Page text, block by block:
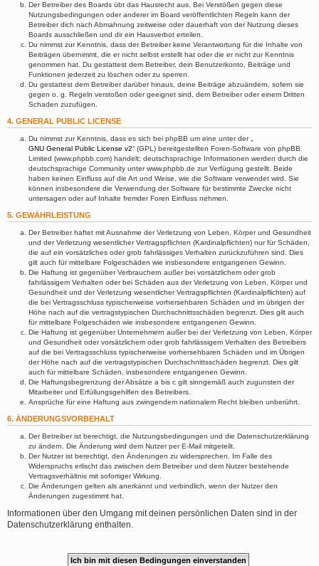
Der Betreiber des Boards übt das Hausrecht aus. Bei Verstößen gegen diese
Nutzungsbedingungen oder anderer im Board veröffentlichten Regeln kann der
Betreiber dich nach Abmahnung zeitweise oder dauerhaft von der Nutzung dieses
Boards ausschließen und dir ein Hausverbot erteilen.
Du nimmst zur Kenntnis, dass der Betreiber keine Verantwortung für die Inhalte von
Beiträgen übernimmt, die er nicht selbst erstellt hat oder die er nicht zur Kenntnis
genommen hat. Du gestattest dem Betreiber, dein Benutzerkonto, Beiträge und
Funktionen jederzeit zu löschen oder zu sperren.
Du gestattest dem Betreiber darüber hinaus, deine Beiträge abzuändern, sofern sie
gegen o. g. Regeln verstoßen oder geeignet sind, dem Betreiber oder einem Dritten
Schaden zuzufügen.
4. GENERAL PUBLIC LICENSE
Du nimmst zur Kenntnis, dass es sich bei phpBB um eine unter der „
GNU General Public License v2“ (GPL) bereitgestellten Foren-Software von phpBB
Limited (www.phpbb.com) handelt; deutschsprachige Informationen werden durch die
deutschsprachige Community unter www.phpbb.de zur Verfügung gestellt. Beide
haben keinen Einfluss auf die Art und Weise, wie die Software verwendet wird. Sie
können insbesondere die Verwendung der Software für bestimmte Zwecke nicht
untersagen oder auf Inhalte fremder Foren Einfluss nehmen.
5. GEWÄHRLEISTUNG
Der Betreiber haftet mit Ausnahme der Verletzung von Leben, Körper und Gesundheit
und der Verletzung wesentlicher Vertragspflichten (Kardinalpflichten) nur für Schäden,
die auf ein vorsätzliches oder grob fahrlässiges Verhalten zurückzuführen sind. Dies
gilt auch für mittelbare Folgeschäden wie insbesondere entgangenen Gewinn.
Die Haftung ist gegenüber Verbrauchern außer bei vorsätzlichem oder grob
fahrlässigem Verhalten oder bei Schäden aus der Verletzung von Leben, Körper und
Gesundheit und der Verletzung wesentlicher Vertragspflichten (Kardinalpflichten) auf
die bei Vertragsschluss typischerweise vorhersehbaren Schäden und im übrigen der
Höhe nach auf die vertragstypischen Durchschnittsschäden begrenzt. Dies gilt auch
für mittelbare Folgeschäden wie insbesondere entgangenen Gewinn.
Die Haftung ist gegenüber Unternehmern außer bei der Verletzung von Leben, Körper
und Gesundheit oder vorsätzlichem oder grob fahrlässigem Verhalten des Betreibers
auf die bei Vertragsschluss typischerweise vorhersehbaren Schäden und im Übrigen
der Höhe nach auf die vertragstypischen Durchschnittsschäden begrenzt. Dies gilt
auch für mittelbare Schäden, insbesondere entgangenen Gewinn.
Die Haftungsbegrenzung der Absätze a bis c gilt sinngemäß auch zugunsten der
Mitarbeiter und Erfüllungsgehilfen des Betreibers.
Ansprüche für eine Haftung aus zwingendem nationalem Recht bleiben unberührt.
6. ÄNDERUNGSVORBEHALT
Der Betreiber ist berechtigt, die Nutzungsbedingungen und die Datenschutzerklärung
zu ändern. Die Änderung wird dem Nutzer per E-Mail mitgeteilt.
Der Nutzer ist berechtigt, den Änderungen zu widersprechen. Im Falle des
Widerspruchs erlischt das zwischen dem Betreiber und dem Nutzer bestehende
Vertragsverhältnis mit sofortiger Wirkung.
Die Änderungen gelten als anerkannt und verbindlich, wenn der Nutzer den
Änderungen zugestimmt hat.
Informationen über den Umgang mit deinen persönlichen Daten sind in der
Datenschutzerklärung enthalten.